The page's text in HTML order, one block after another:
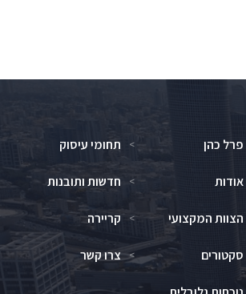
פרל כהן
אודות
הצוות המקצועי
סקטורים
תחומי עיסוק
חדשות ותובנות
קריירה
צרו קשר